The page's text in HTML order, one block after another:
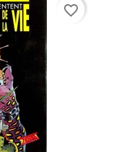
favorite_border